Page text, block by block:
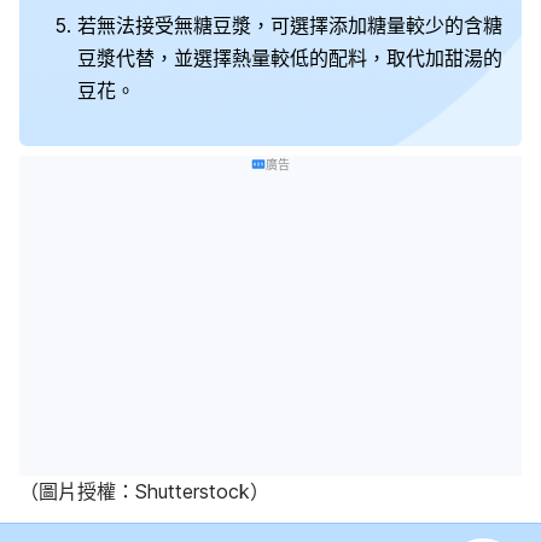
若無法接受無糖豆漿，可選擇添加糖量較少的含糖
豆漿代替，並選擇熱量較低的配料，取代加甜湯的
豆花。
廣告
（圖片授權：Shutterstock）